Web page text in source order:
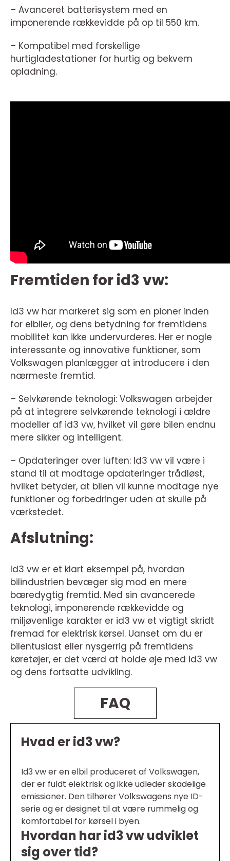
– Avanceret batterisystem med en
imponerende rækkevidde på op til 550 km.
– Kompatibel med forskellige
hurtigladestationer for hurtig og bekvem
opladning.
Fremtiden for id3 vw:
Id3 vw har markeret sig som en pioner inden
for elbiler, og dens betydning for fremtidens
mobilitet kan ikke undervurderes. Her er nogle
interessante og innovative funktioner, som
Volkswagen planlægger at introducere i den
nærmeste fremtid.
– Selvkørende teknologi: Volkswagen arbejder
på at integrere selvkørende teknologi i ældre
modeller af id3 vw, hvilket vil gøre bilen endnu
mere sikker og intelligent.
– Opdateringer over luften: Id3 vw vil være i
stand til at modtage opdateringer trådløst,
hvilket betyder, at bilen vil kunne modtage nye
funktioner og forbedringer uden at skulle på
værkstedet.
Afslutning:
Id3 vw er et klart eksempel på, hvordan
bilindustrien bevæger sig mod en mere
bæredygtig fremtid. Med sin avancerede
teknologi, imponerende rækkevidde og
miljøvenlige karakter er id3 vw et vigtigt skridt
fremad for elektrisk kørsel. Uanset om du er
bilentusiast eller nysgerrig på fremtidens
køretøjer, er det værd at holde øje med id3 vw
og dens fortsatte udvikling.
FAQ
Hvad er id3 vw?
Id3 vw er en elbil produceret af Volkswagen,
der er fuldt elektrisk og ikke udleder skadelige
emissioner. Den tilhører Volkswagens nye ID-
serie og er designet til at være rummelig og
komfortabel for kørsel i byen.
Hvordan har id3 vw udviklet
sig over tid?